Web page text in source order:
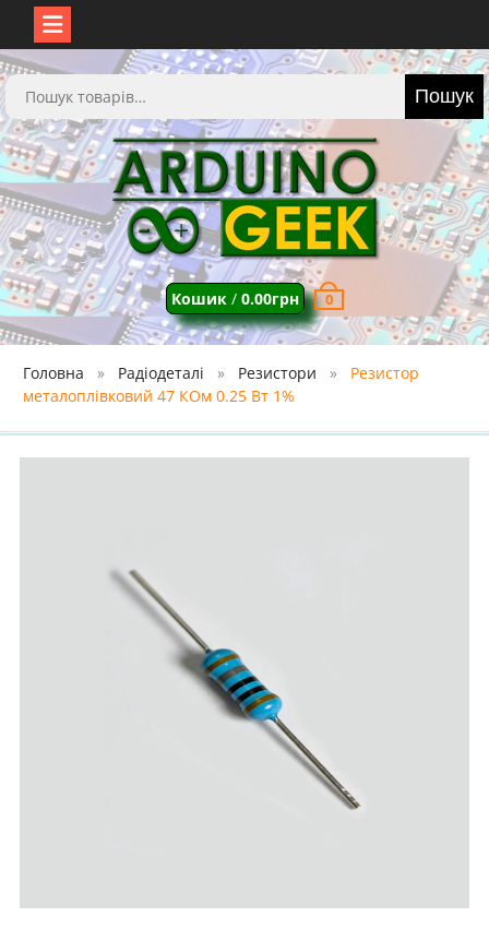
Перейти
до
вмісту
Шукати: Пошук
Кошик/ 0.00грн 0
Головна Радіодеталі Резистори
Резистор
металоплівковий 47 КОм 0.25 Вт 1%